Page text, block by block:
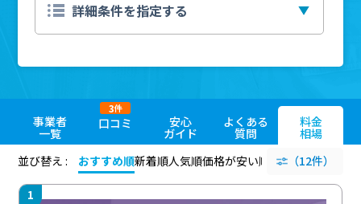
事業者
一覧
口コミ
3件
安心
ガイド
よくある
質問
料金
相場
並び替え :
おすすめ順新着順人気順価格が安い順 評価が高い順
（12件）
1